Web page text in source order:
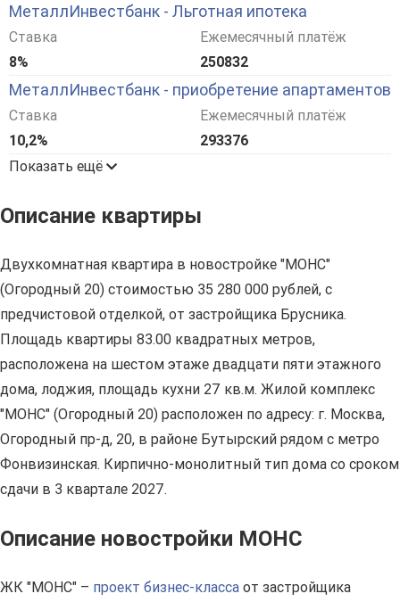
МеталлИнвестбанк - Льготная ипотека
Ставка
8%
Ежемесячный платёж
250832
МеталлИнвестбанк - приобретение апартаментов
Ставка
10,2%
Ежемесячный платёж
293376
Показать ещё
Описание квартиры
Двухкомнатная квартира в новостройке "МОНС"
(Огородный 20) стоимостью 35 280 000 рублей, с
предчистовой отделкой, от застройщика Брусника.
Площадь квартиры 83.00 квадратных метров,
расположена на шестом этаже двадцати пяти этажного
дома, лоджия, площадь кухни 27 кв.м. Жилой комплекс
"МОНС" (Огородный 20) расположен по адресу: г. Москва,
Огородный пр-д, 20, в районе Бутырский рядом с метро
Фонвизинская. Кирпично-монолитный тип дома со сроком
сдачи в 3 квартале 2027.
Описание новостройки МОНС
ЖК "МОНС" – проект бизнес-класса от застройщика